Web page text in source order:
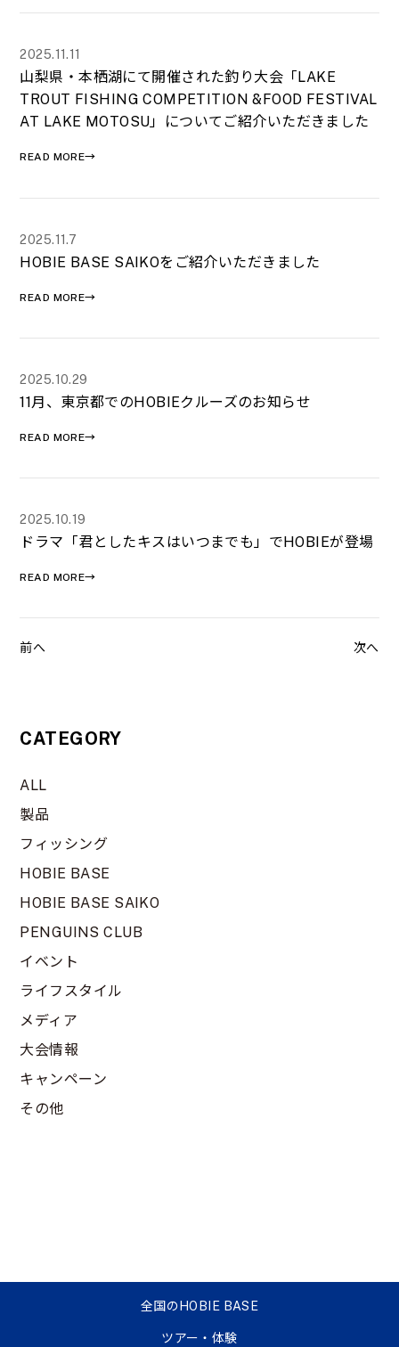
CATEGORY
ALL
製品
フィッシング
HOBIE BASE
HOBIE BASE SAIKO
PENGUINS CLUB
イベント
ライフスタイル
メディア
大会情報
キャンペーン
その他
2025.11.11
山梨県・本栖湖にて開催された釣り大会「LAKE
TROUT FISHING COMPETITION &FOOD FESTIVAL
AT LAKE MOTOSU」についてご紹介いただきました
READ MORE→
2025.11.7
HOBIE BASE SAIKOをご紹介いただきました
READ MORE→
2025.10.29
11月、東京都でのHOBIEクルーズのお知らせ
READ MORE→
2025.10.19
ドラマ「君としたキスはいつまでも」でHOBIEが登場
READ MORE→
前へ 次へ
全国のHOBIE BASE
ツアー・体験